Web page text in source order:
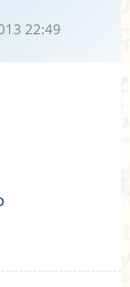
22:49